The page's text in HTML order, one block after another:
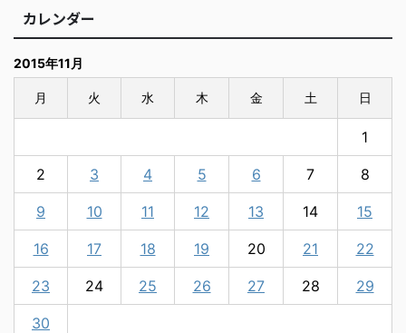
カレンダー
2015年11月
月 火 水 木 金 土 日
1
2 3 4 5 6 7 8
9 10 11 12 13 14 15
16 17 18 19 20 21 22
23 24 25 26 27 28 29
30